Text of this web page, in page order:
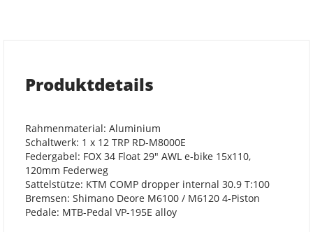
Produktdetails
Rahmenmaterial: Aluminium
Schaltwerk: 1 x 12 TRP RD-M8000E
Federgabel: FOX 34 Float 29" AWL e-bike 15x110,
120mm Federweg
Sattelstütze: KTM COMP dropper internal 30.9 T:100
Bremsen: Shimano Deore M6100 / M6120 4-Piston
Pedale: MTB-Pedal VP-195E alloy